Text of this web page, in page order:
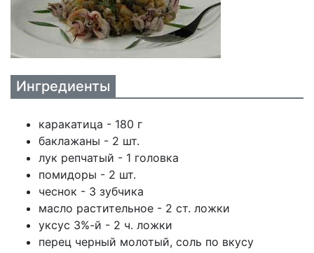
Ингредиенты
каракатица - 180 г
баклажаны - 2 шт.
лук репчатый - 1 головка
помидоры - 2 шт.
чеснок - 3 зубчика
масло растительное - 2 ст. ложки
уксус 3%-й - 2 ч. ложки
перец черный молотый, соль по вкусу